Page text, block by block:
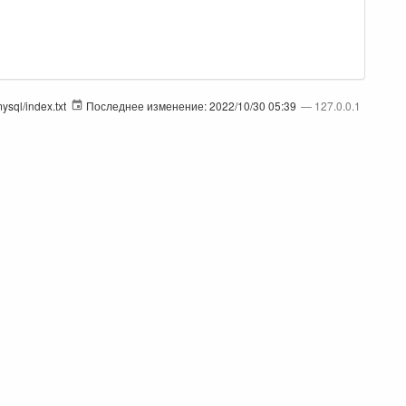
index.txt Последнее изменение:2022/10/30 05:39 — 127.0.0.1